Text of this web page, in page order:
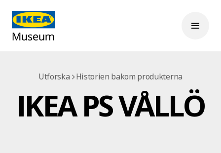
Utforska Historien bakom produkterna
IKEA PS VÅLLÖ